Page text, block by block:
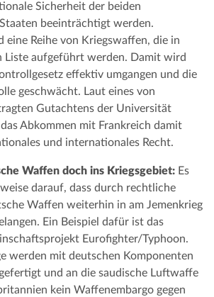
Sicherheit der beiden
beeinträchtigt werden.
eine Reihe von Kriegswaffen, die in
Liste aufgeführt werden. Damit wird
effektiv umgangen und die
geschwächt. Laut eines von
Gutachtens der Universität
Abkommen mit Frankreich damit
und internationales Recht.
Waffen doch ins Kriegsgebiet: Es
darauf, dass durch rechtliche
Waffen weiterhin in am Jemenkrieg
Ein Beispiel dafür ist das
Eurofighter/Typhoon.
werden mit deutschen Komponenten
und an die saudische Luftwaffe
kein Waffenembargo gegen